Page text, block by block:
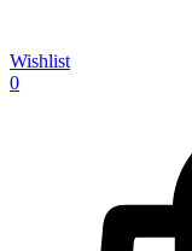
Wishlist
0